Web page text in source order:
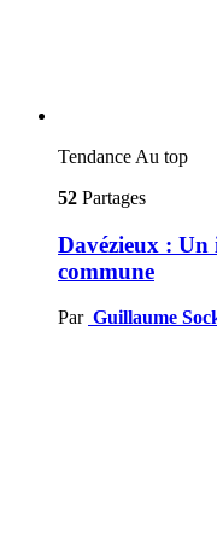
Tendance Au top
52 Partages
Davézieux : Un
commune
Par Guillaume